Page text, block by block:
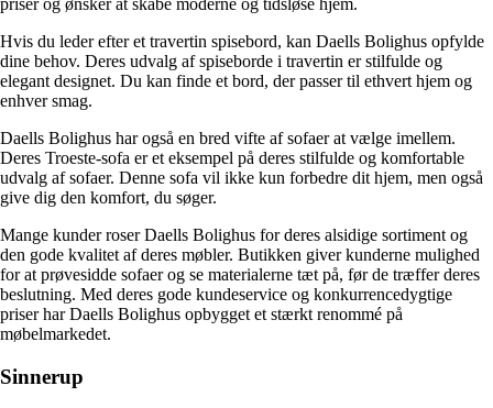
Hvis du leder efter et travertin spisebord, kan Daells Bolighus opfylde
dine behov. Deres udvalg af spiseborde i travertin er stilfulde og
elegant designet. Du kan finde et bord, der passer til ethvert hjem og
enhver smag.
Daells Bolighus har også en bred vifte af sofaer at vælge imellem.
Deres Troeste-sofa er et eksempel på deres stilfulde og komfortable
udvalg af sofaer. Denne sofa vil ikke kun forbedre dit hjem, men også
give dig den komfort, du søger.
Mange kunder roser Daells Bolighus for deres alsidige sortiment og
den gode kvalitet af deres møbler. Butikken giver kunderne mulighed
for at prøvesidde sofaer og se materialerne tæt på, før de træffer deres
beslutning. Med deres gode kundeservice og konkurrencedygtige
priser har Daells Bolighus opbygget et stærkt renommé på
møbelmarkedet.
Sinnerup